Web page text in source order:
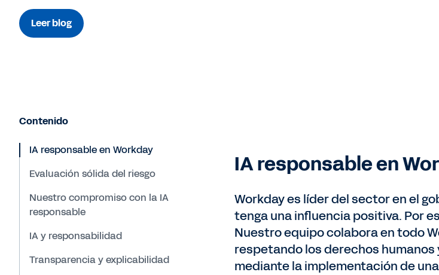
Leer blog
Contenido
IA responsable en Workday
Evaluación sólida del riesgo
Nuestro compromiso con la IA
responsable
IA y responsabilidad
Transparencia y explicabilidad
IA responsable en
Workday es líder del sector en el
tenga una influencia positiva. Por
Nuestro equipo colabora en todo
respetando los derechos
mediante la implementación de